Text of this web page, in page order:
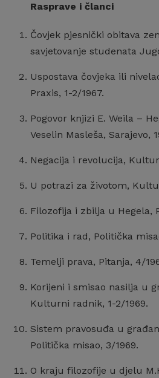
Rasprave i članci
Čovjek pjesnički obitava
savjetovanje studenata
Uspostava čovjeka ili
Praxis, 1-2/1967.
Pogovor knjizi E. Weila –
Veselin Masleša, Sarajevo,
Negacija i revolucija,
U potrazi za životom,
Filozofija i zbilja u Hegela,
Politika i rad, Politička
Temelji prava, Pitanja, 4/
Korijeni i smisao nasilja u
Kulturni radnik, 1-2/1969.
Sistem pravosuđa u
Politička misao, 3/1969.
O kraju filozofije u djelu